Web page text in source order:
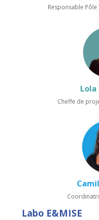
Responsable
Lola
Cheffe de
Labo E&MISE